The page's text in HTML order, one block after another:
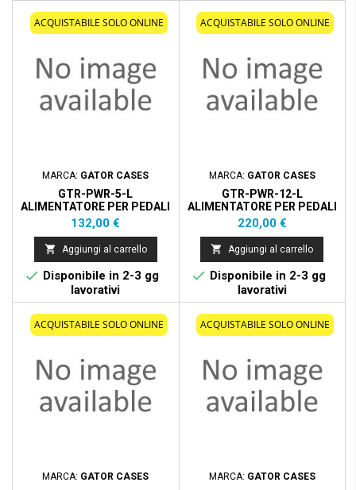
ACQUISTABILE SOLO ONLINE
MARCA: GATOR CASES
GTR-PWR-5-L
ALIMENTATORE PER PEDALI
CON 5 USCITE ISOLATE
Prezzo
132,00 €
 Aggiungi al carrello
 Disponibile in 2-3 gg
lavorativi
ACQUISTABILE SOLO ONLINE
MARCA: GATOR CASES
GTR-PWR-12-L
ALIMENTATORE PER PEDALI
CON 12 USCITE ISOLATE
Prezzo
220,00 €
 Aggiungi al carrello
 Disponibile in 2-3 gg
lavorativi
ACQUISTABILE SOLO ONLINE
MARCA: GATOR CASES
ACQUISTABILE SOLO ONLINE
MARCA: GATOR CASES